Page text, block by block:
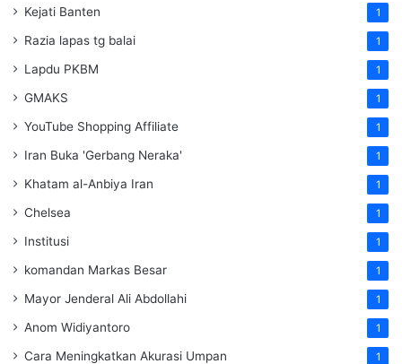
Kejati Banten 1
Razia lapas tg balai 1
Lapdu PKBM 1
GMAKS 1
YouTube Shopping Affiliate 1
Iran Buka 'Gerbang Neraka' 1
Khatam al-Anbiya Iran 1
Chelsea 1
Institusi 1
komandan Markas Besar 1
Mayor Jenderal Ali Abdollahi 1
Anom Widiyantoro 1
Cara Meningkatkan Akurasi Umpan 1